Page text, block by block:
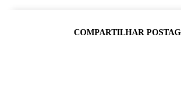
COMPARTILHAR